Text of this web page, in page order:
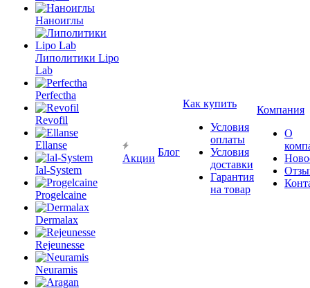
Наноиглы
Липолитики Lipo
Lab
Perfectha
Revofil
Ellanse
Ial-System
Progelcaine
Dermalax
Rejeunesse
Neuramis
Акции
Блог
Как купить
Условия
оплаты
Условия
доставки
Гарантия
на товар
Компания
О